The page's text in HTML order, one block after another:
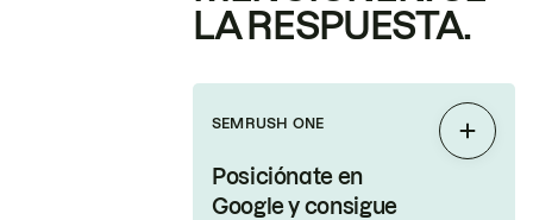
LA RESPUESTA.
SEMRUSH ONE
Posiciónate en
Google y consigue